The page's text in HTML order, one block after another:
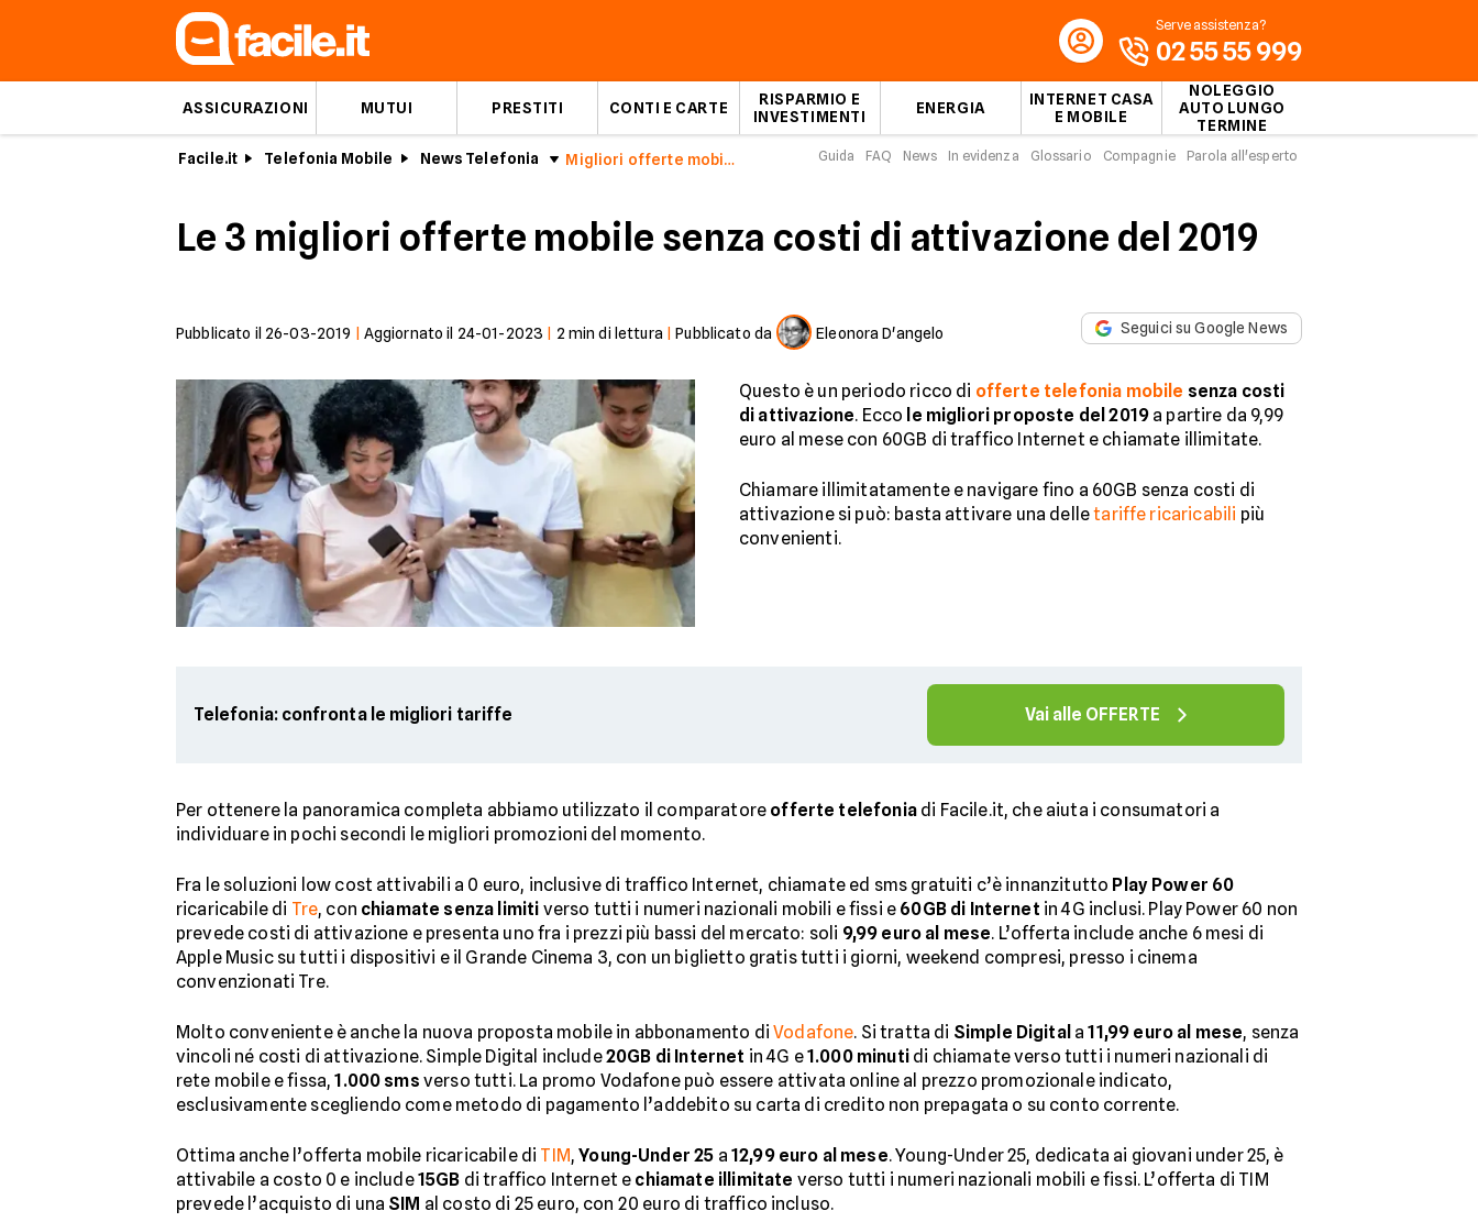
ASSICURAZIONI MUTUI PRESTITI CONTI E CARTE
RISPARMIO E
INVESTIMENTI
ENERGIA
INTERNET CASA
E MOBILE
NOLEGGIO
AUTO LUNGO
TERMINE
Serve assistenza?
02 55 55 999
Facile.it Telefonia Mobile News Telefonia Migliori offerte mobile senza costi di attivazione Guida FAQ News In evidenza Glossario Compagnie Parola all'esperto
Le 3 migliori offerte mobile senza costi di attivazione del 2019
Pubblicato il 26-03-2019 Aggiornato il 24-01-2023 2 min di lettura |Pubblicato da Eleonora D'angelo Seguici su Google News
Questo è un periodo ricco di offerte telefonia mobile senza costi
di attivazione. Ecco le migliori proposte del 2019 a partire da 9,99
euro al mese con 60GB di traffico Internet e chiamate illimitate.
Chiamare illimitatamente e navigare fino a 60GB senza costi di
attivazione si può: basta attivare una delletariffe ricaricabili più
convenienti.
Telefonia: confronta le migliori tariffe Vai alle OFFERTE
Per ottenere la panoramica completa abbiamo utilizzato il comparatore offerte telefoniadi Facile.it, che aiuta i consumatori a
individuare in pochi secondi le migliori promozioni del momento.
Fra le soluzioni low cost attivabili a 0 euro, inclusive di traffico Internet, chiamate ed sms gratuiti c’è innanzitutto Play Power 60
ricaricabile di Tre, con chiamate senza limiti verso tutti i numeri nazionali mobili e fissi e 60GB di Internet in 4G inclusi. Play Power 60 non
prevede costi di attivazione e presenta uno fra i prezzi più bassi del mercato: soli 9,99 euro al mese. L’offerta include anche 6 mesi di
Apple Music su tutti i dispositivi e il Grande Cinema 3, con un biglietto gratis tutti i giorni, weekend compresi, presso i cinema
convenzionati Tre.
Molto conveniente è anche la nuova proposta mobile in abbonamento diVodafone. Si tratta di Simple Digital a11,99 euro al mese, senza
vincoli né costi di attivazione. Simple Digital include20GB di Internet in 4G e1.000 minutidi chiamate verso tutti i numeri nazionali di
rete mobile e fissa,1.000 sms verso tutti. La promo Vodafone può essere attivata online al prezzo promozionale indicato,
esclusivamente scegliendo come metodo di pagamento l’addebito su carta di credito non prepagata o su conto corrente.
Ottima anche l’offerta mobile ricaricabile di TIM,Young-Under 25 a 12,99 euro al mese. Young-Under 25, dedicata ai giovani under 25, è
attivabile a costo 0 e include15GB di traffico Internet e chiamate illimitate verso tutti i numeri nazionali mobili e fissi. L’offerta di TIM
prevede l’acquisto di una SIM al costo di 25 euro, con 20 euro di traffico incluso.